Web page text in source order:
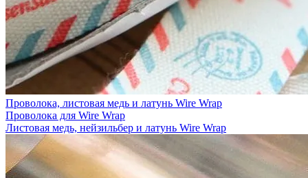
Проволока, листовая медь и латунь Wire Wrap
Проволока для Wire Wrap
Листовая медь, нейзильбер и латунь Wire Wrap